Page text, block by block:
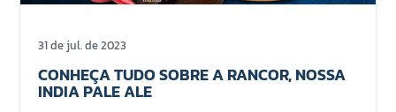
31 de jul. de 2023
CONHEÇA TUDO SOBRE A RANCOR, NOSSA
INDIA PALE ALE